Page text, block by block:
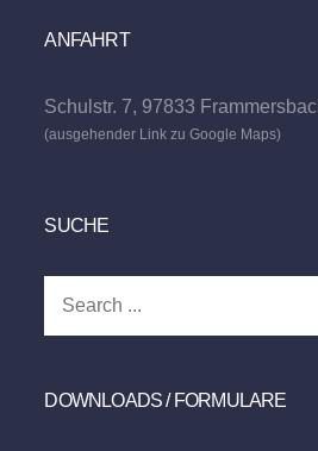
ANFAHRT
Schulstr. 7, 97833
(ausgehender Link zu Google Maps)
SUCHE
DOWNLOADS / FORMULARE